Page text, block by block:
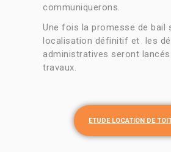
communiquerons.
Une fois la promesse de bail
localisation définitif et les
administratives seront
travaux.
ETUDE LOCATION DE